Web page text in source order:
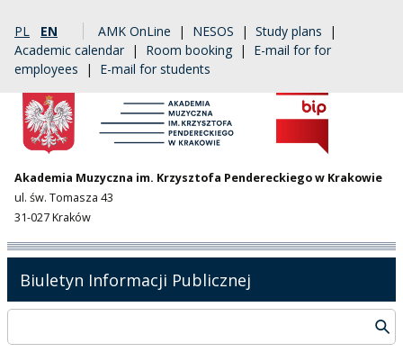
PL EN AMK OnLine | NESOS | Study plans |
Academic calendar | Room booking | E-mail for for
employees | E-mail for students
Akademia Muzyczna im. Krzysztofa Pendereckiego w Krakowie
ul. św. Tomasza 43
31-027 Kraków
Biuletyn Informacji Publicznej